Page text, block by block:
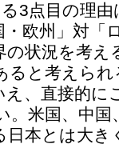
3点目の理
欧州」対「
の状況を考え
ると考えら
、直接的に
。米国、中
日本とは大き